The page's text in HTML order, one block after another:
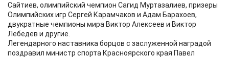
Сайтиев, олимпийский чемпион Сагид Муртазалиев, призеры
Олимпийских игр Сергей Карамчаков и Адам Барахоев,
двукратные чемпионы мира Виктор Алексеев и Виктор
Лебедев и другие.
Легендарного наставника борцов с заслуженной наградой
поздравил министр спорта Красноярского края Павел